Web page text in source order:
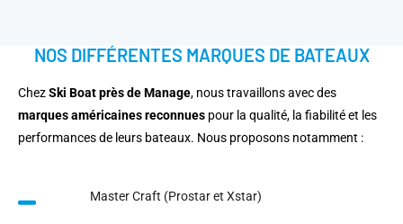
NOS DIFFÉRENTES MARQUES DE BATEAUX
ChezSki Boat près de Manage, nous travaillons avec des
marques américaines reconnues pour la qualité, la fiabilité et les
performances de leurs bateaux. Nous proposons notamment :
Master Craft (Prostar et Xstar)